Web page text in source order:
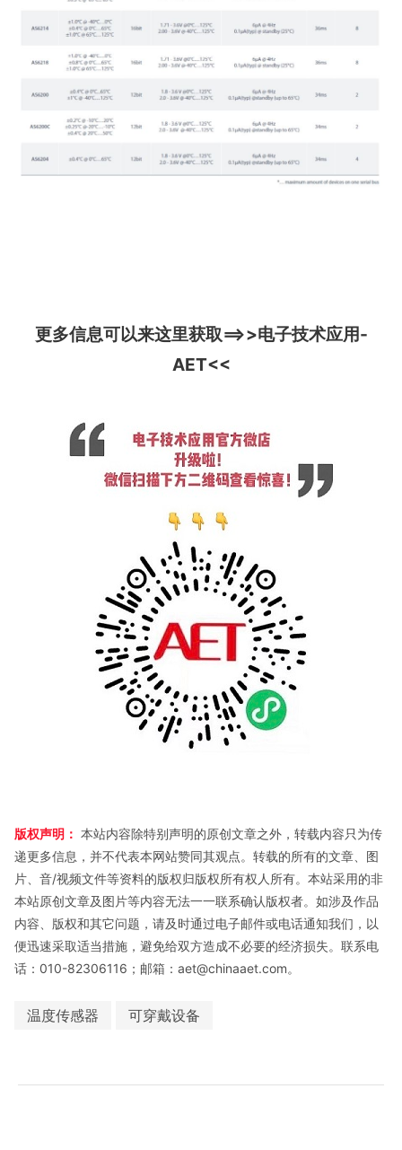
更多信息可以来这里获取==>>电子技术应用-
AET<<
版权声明： 本站内容除特别声明的原创文章之外，转载内容只为传
递更多信息，并不代表本网站赞同其观点。转载的所有的文章、图
片、音/视频文件等资料的版权归版权所有权人所有。本站采用的非
本站原创文章及图片等内容无法一一联系确认版权者。如涉及作品
内容、版权和其它问题，请及时通过电子邮件或电话通知我们，以
便迅速采取适当措施，避免给双方造成不必要的经济损失。联系电
话：010-82306116；邮箱：aet@chinaaet.com。
温度传感器 可穿戴设备